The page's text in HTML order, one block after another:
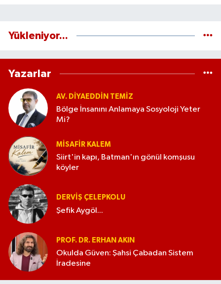
Yükleniyor...
Yazarlar
AV. DIYAEDDIN TEMIZ
Bölge İnsanını Anlamaya Sosyoloji Yeter
Mi?
MISAFIR KALEM
Siirt'in kapı, Batman'ın gönül komşusu
köyler
DERVIŞ ÇELEPKOLU
Şefik Aygöl...
PROF. DR. ERHAN AKIN
Okulda Güven: Şahsi Çabadan Sistem
İradesine